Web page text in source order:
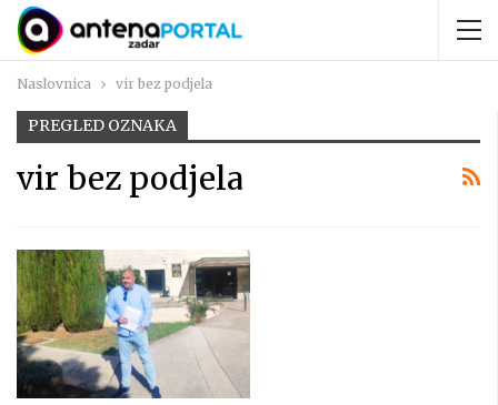
Naslovnica vir bez podjela
PREGLED OZNAKA
vir bez podjela